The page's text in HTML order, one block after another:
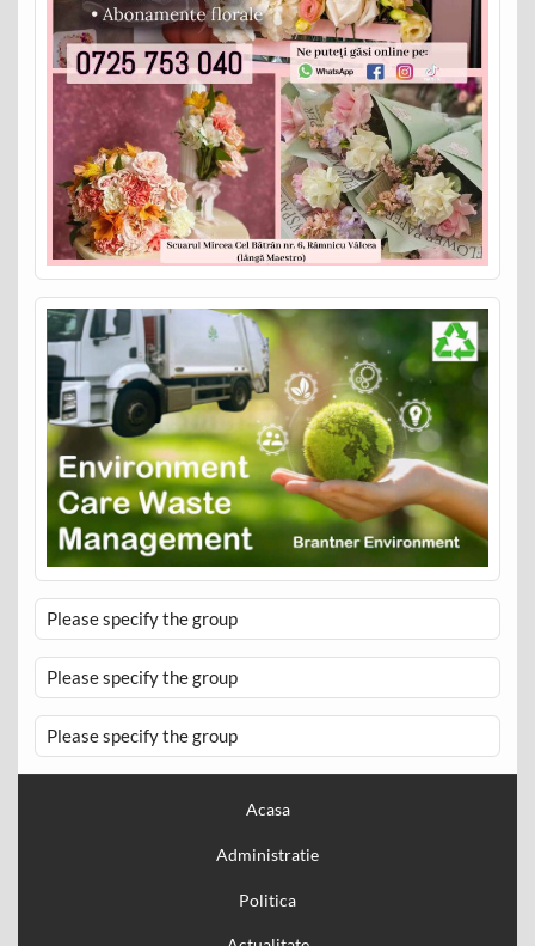
Please specify the group
Please specify the group
Please specify the group
Acasa
Administratie
Politica